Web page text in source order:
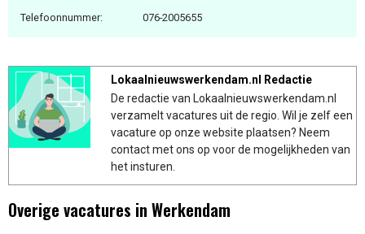
Telefoonnummer: 076-2005655
Lokaalnieuwswerkendam.nl Redactie
De redactie van Lokaalnieuwswerkendam.nl
verzamelt vacatures uit de regio. Wil je zelf een
vacature op onze website plaatsen? Neem
contact met ons op voor de mogelijkheden van
het insturen.
Overige vacatures in Werkendam